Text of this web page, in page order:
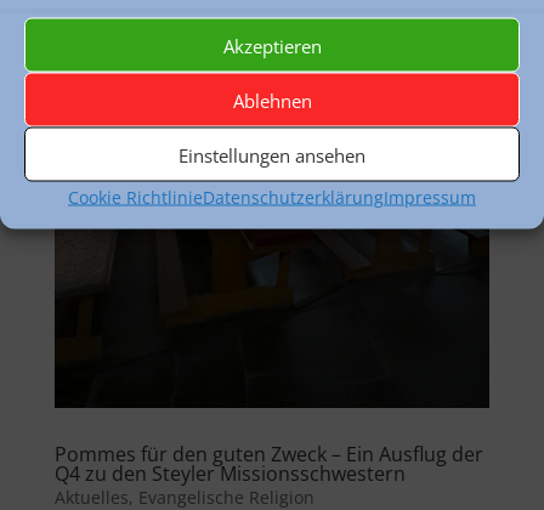
Akzeptieren
Ablehnen
Einstellungen ansehen
Cookie RichtlinieDatenschutzerklärungImpressum
Pommes für den guten Zweck – Ein Ausflug der
Q4 zu den Steyler Missionsschwestern
Aktuelles, Evangelische Religion